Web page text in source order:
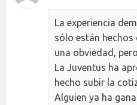
La experiencia
sólo están hechos
una obviedad,
La Juventus ha
hecho subir la
Alguien ya ha